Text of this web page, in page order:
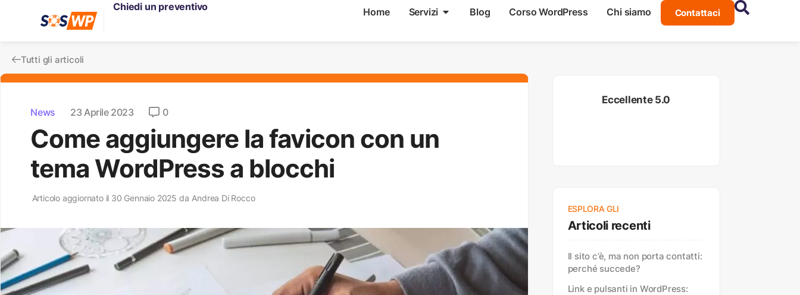
Home Servizi Blog Corso WordPress Chi siamo Contattaci
Chiedi un preventivo
Tutti gli articoli
News 23 Aprile 2023 0
Come aggiungere la favicon con un
tema WordPress a blocchi
Articolo aggiornato il 30 Gennaio 2025 da Andrea Di Rocco
Eccellente 5.0
ESPLORA GLI
Articoli recenti
Il sito c’è, ma non porta contatti:
perché succede?
Link e pulsanti in WordPress: